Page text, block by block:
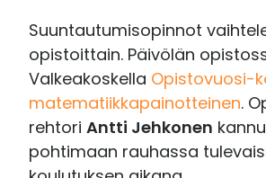
Suuntautumisopinnot
opistoittain. Päivölän
Valkeakoskella Opistovuosi-
matematiikkapainotteinen.
rehtoriAntti Jehkonen
pohtimaan rauhassa